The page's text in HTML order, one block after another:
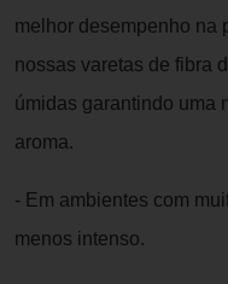
melhor desempenho na
nossas varetas de fibra
úmidas garantindo uma
aroma.
- Em ambientes com
menos intenso.